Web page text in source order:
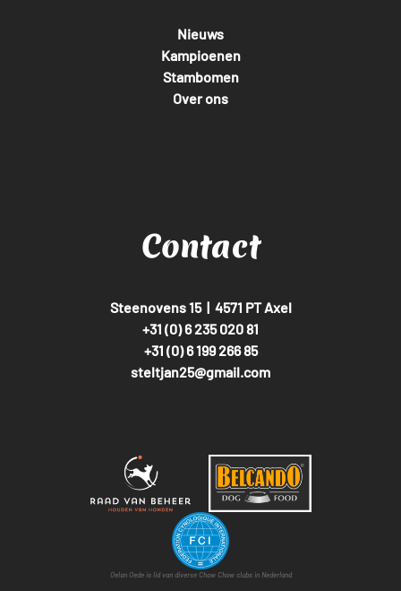
Nieuws
Kampioenen
Stambomen
Over ons
Contact
Steenovens 15  |  4571 PT Axel
+31 (0) 6 235 020 81
+31 (0) 6 199 266 85
steltjan25@gmail.com
Oelan Oede is lid van diverse Chow Chow clubs in Nederland